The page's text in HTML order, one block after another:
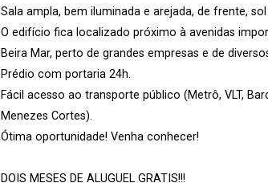
Sala ampla, bem iluminada e arejada, de frente,
O edifício fica localizado próximo à avenidas
Beira Mar, perto de grandes empresas e de
Prédio com portaria 24h.
Fácil acesso ao transporte público (Metrô, VLT,
Menezes Cortes).
Ótima oportunidade! Venha conhecer!
DOIS MESES DE ALUGUEL GRATIS!!!